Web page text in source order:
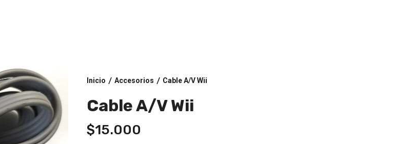
Inicio / Accesorios / Cable A/V Wii
Cable A/V Wii
$15.000